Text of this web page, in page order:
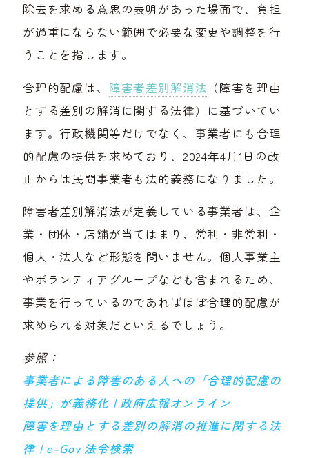
除去を求める意思の表明があった場面で、負担
が過重にならない範囲で必要な変更や調整を行
うことを指します。
合理的配慮は、 障害者差別解消法 （障害を理由
とする差別の解消に関する法律）に基づいてい
ます。行政機関等だけでなく、事業者にも合理
的配慮の提供を求めており、2024年4月1日の改
正からは民間事業者も法的義務になりました。
障害者差別解消法が定義している事業者は、企
業・団体・店舗が当てはまり、営利・非営利・
個人・法人など形態を問いません。個人事業主
やボランティアグループなども含まれるため、
事業を行っているのであればほぼ合理的配慮が
求められる対象だといえるでしょう。
参照：
事業者による障害のある人への「合理的配慮の
提供」が義務化 | 政府広報オンライン
障害を理由とする差別の解消の推進に関する法
律 | e-Gov 法令検索